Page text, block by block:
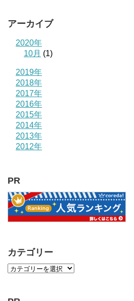
アーカイブ
2020年
10月 (1)
2019年
2018年
2017年
2016年
2015年
2014年
2013年
2012年
PR
カテゴリー